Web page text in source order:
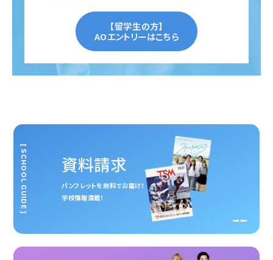
【留学生の方】
AOエントリーはこちら
資料請求
パンフレットを無料でお届け！
学校情報満載！
[ SCHOOL GUIDE ]